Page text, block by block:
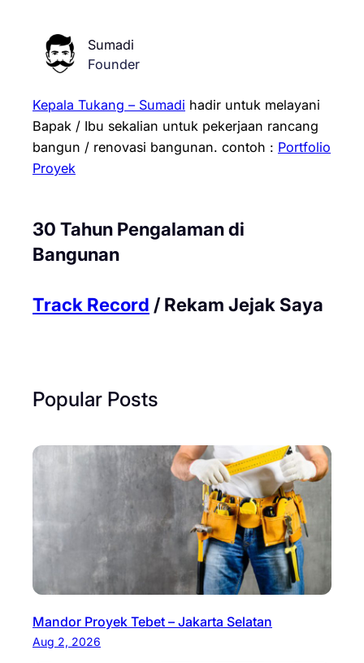
Sumadi
Founder
Kepala Tukang – Sumadi hadir untuk melayani
Bapak / Ibu sekalian untuk pekerjaan rancang
bangun / renovasi bangunan. contoh : Portfolio
Proyek
30 Tahun Pengalaman di
Bangunan
Track Record / Rekam Jejak Saya
Popular Posts
Mandor Proyek Tebet – Jakarta Selatan
Aug 2, 2026